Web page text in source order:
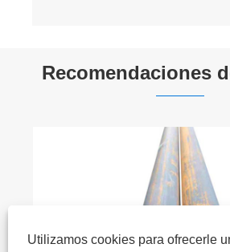
Recomendaciones
Utilizamos cookies para ofrecerle